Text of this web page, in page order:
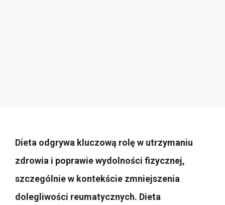
Dieta odgrywa kluczową rolę w utrzymaniu
zdrowia i poprawie wydolności fizycznej,
szczególnie w kontekście zmniejszenia
dolegliwości reumatycznych. Dieta